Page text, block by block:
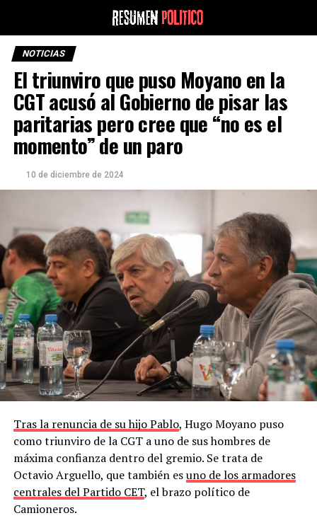
NOTICIAS
El triunviro que puso Moyano en la
CGT acusó al Gobierno de pisar las
paritarias pero cree que “no es el
momento” de un paro
10 de diciembre de 2024
Tras la renuncia de su hijo Pablo, Hugo Moyano puso
como triunviro de la CGT a uno de sus hombres de
máxima confianza dentro del gremio. Se trata de
Octavio Arguello, que también esuno de los armadores
centrales del Partido CET, el brazo político de
Camioneros.